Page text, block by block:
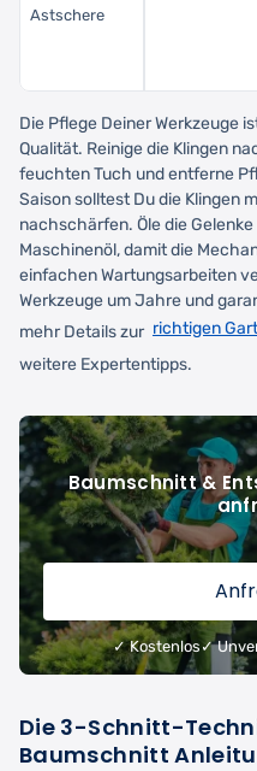
Astschere
Die Pflege Deiner Werkzeuge
Qualität. Reinige die Klingen
feuchten Tuch und entferne
Saison solltest Du die Klingen
nachschärfen. Öle die
Maschinenöl, damit die
einfachen Wartungsarbeiten
Werkzeuge um Jahre und
mehr Details zur richtigen
weitere Expertentipps.
Baumschnitt &
✓ Kostenlos ✓
Die 3-Schnitt-
Baumschnitt